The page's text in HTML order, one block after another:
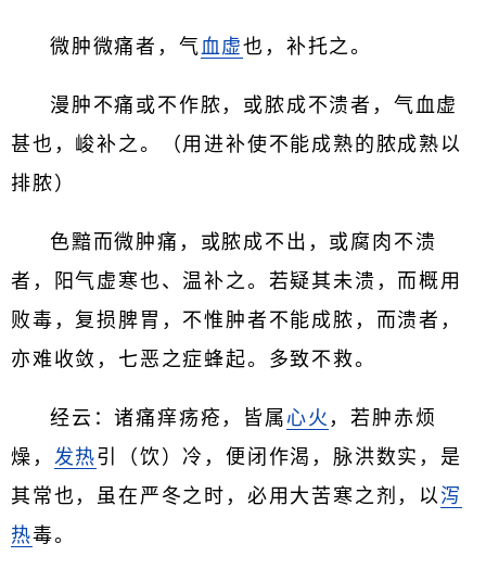
微肿微痛者，气血虚也，补托之。
漫肿不痛或不作脓，或脓成不溃者，气血虚
甚也，峻补之。（用进补使不能成熟的脓成熟以
排脓）
色黯而微肿痛，或脓成不出，或腐肉不溃
者，阳气虚寒也、温补之。若疑其未溃，而概用
败毒，复损脾胃，不惟肿者不能成脓，而溃者，
亦难收敛，七恶之症蜂起。多致不救。
经云：诸痛痒疡疮，皆属 心火 ，若肿赤烦
燥， 发热引（饮）冷，便闭作渴，脉洪数实，是
其常也，虽在严冬之时，必用大苦寒之剂，以泻
热毒。